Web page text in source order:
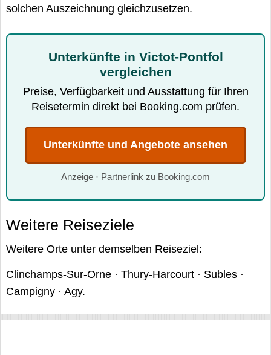
solchen Auszeichnung gleichzusetzen.
Unterkünfte in Victot-Pontfol
vergleichen
Preise, Verfügbarkeit und Ausstattung für Ihren
Reisetermin direkt bei Booking.com prüfen.
Unterkünfte und Angebote ansehen
Anzeige · Partnerlink zu Booking.com
Weitere Reiseziele
Weitere Orte unter demselben Reiseziel:
Clinchamps-Sur-Orne · Thury-Harcourt · Subles ·
Campigny · Agy.